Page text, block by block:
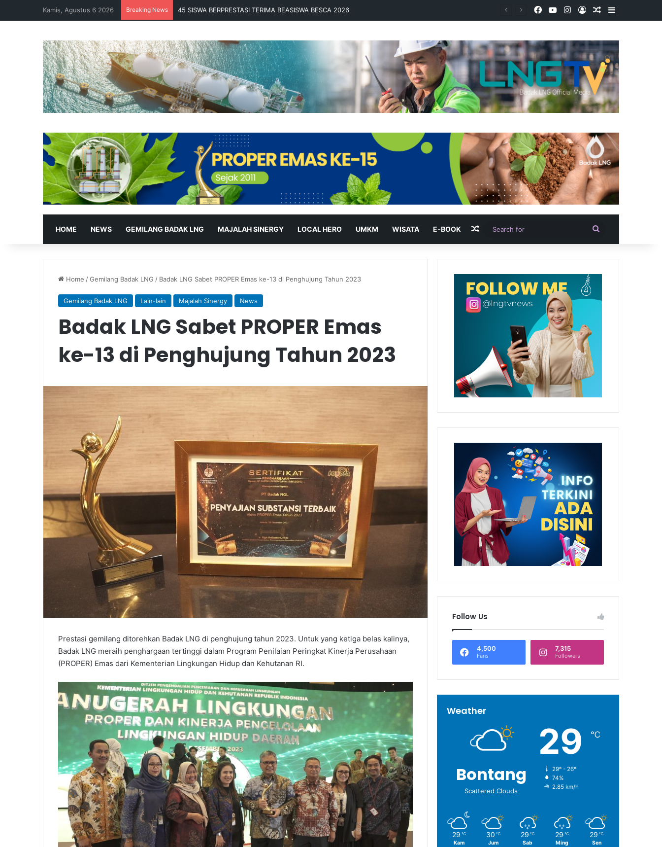
Kamis, Agustus 6 2026 Breaking News Facebook
YouTubeInstagram
Log InRandom Article
Sidebar
HOME NEWS GEMILANG BADAK LNG MAJALAH SINERGY LOCAL HERO UMKM WISATA E-BOOK Random Article
for
Home /Gemilang Badak LNG / Badak LNG Sabet PROPER Emas ke-13 di Penghujung Tahun 2023
Gemilang Badak LNG Lain-lain Majalah Sinergy News
Badak LNG Sabet PROPER Emas
ke-13 di Penghujung Tahun 2023
Prestasi gemilang ditorehkan Badak LNG di penghujung tahun 2023. Untuk yang ketiga belas kalinya,
Badak LNG meraih penghargaan tertinggi dalam Program Penilaian Peringkat Kinerja Perusahaan
(PROPER) Emas dari Kementerian Lingkungan Hidup dan Kehutanan RI.
Follow Us
4,500
Fans
7,315
Followers
Weather
Bontang
Scattered Clouds
29 ℃
29º - 26º
74%
2.85 km/h
29 ℃
Kam
30 ℃
Jum
29 ℃
Sab
29 ℃
Ming
29 ℃
Sen